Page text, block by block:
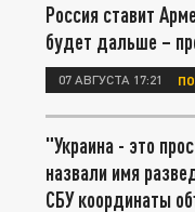
Россия ставит
будет дальше –
07 АВГУСТА 17:21
"Украина - это
назвали имя
СБУ координаты